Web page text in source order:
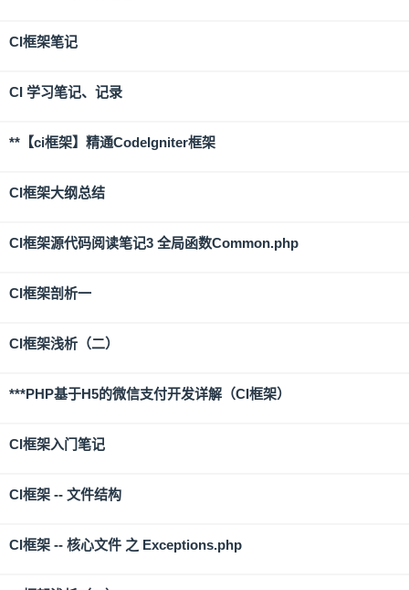
CI框架笔记
CI 学习笔记、记录
**【ci框架】精通CodeIgniter框架
CI框架大纲总结
CI框架源代码阅读笔记3 全局函数Common.php
CI框架剖析一
CI框架浅析（二）
***PHP基于H5的微信支付开发详解（CI框架）
CI框架入门笔记
CI框架 -- 文件结构
CI框架 -- 核心文件 之 Exceptions.php